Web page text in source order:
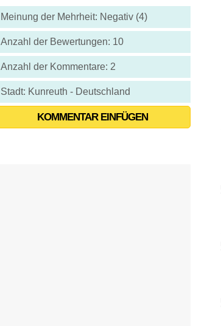
Meinung der Mehrheit: Negativ (4)
Anzahl der Bewertungen: 10
Anzahl der Kommentare: 2
Stadt: Kunreuth - Deutschland
KOMMENTAR EINFÜGEN